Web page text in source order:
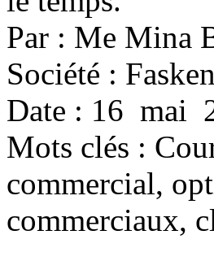
Par : Me Mina
Société : Fasken
Date : 16 mai
Mots clés :
commercial,
commerciaux,